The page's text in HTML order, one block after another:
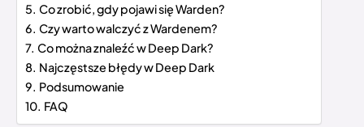
Co zrobić, gdy pojawi się Warden?
Czy warto walczyć z Wardenem?
Co można znaleźć w Deep Dark?
Najczęstsze błędy w Deep Dark
Podsumowanie
FAQ